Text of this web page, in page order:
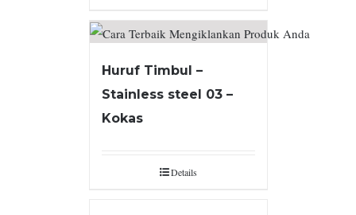
Huruf Timbul –
Stainless steel 03 –
Kokas
Details